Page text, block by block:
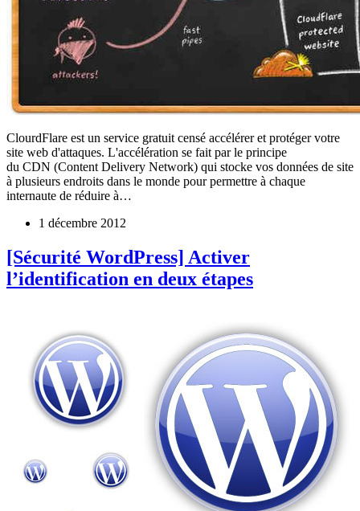
ClourdFlare est un service gratuit censé accélérer et protéger votre
site web d'attaques. L'accélération se fait par le principe
du CDN (Content Delivery Network) qui stocke vos données de site
à plusieurs endroits dans le monde pour permettre à chaque
internaute de réduire à…
1 décembre 2012
[Sécurité WordPress] Activer
l’identification en deux étapes